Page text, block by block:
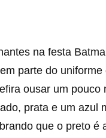
na festa
parte do uniforme
ousar um pouco
prata e um azul
que o preto é